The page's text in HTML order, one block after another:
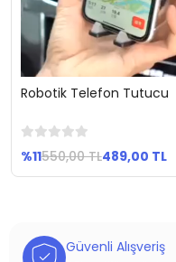
Sepete Ekle
Robotik Telefon Tutucu
%11550,00 TL489,00 TL
Güvenli Alışveriş